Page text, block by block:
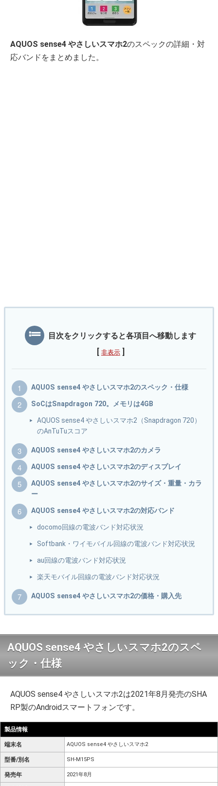
AQUOS sense4 やさしいスマホ2のスペックの詳細・対
応バンドをまとめました。
目次をクリックすると各項目へ移動します
非表示
AQUOS sense4 やさしいスマホ2のスペック・仕様
SoCはSnapdragon 720。メモリは4GB
AQUOS sense4 やさしいスマホ2（Snapdragon 720）
のAnTuTuスコア
AQUOS sense4 やさしいスマホ2のカメラ
AQUOS sense4 やさしいスマホ2のディスプレイ
AQUOS sense4 やさしいスマホ2のサイズ・重量・カラ
ー
AQUOS sense4 やさしいスマホ2の対応バンド
docomo回線の電波バンド対応状況
Softbank・ワイモバイル回線の電波バンド対応状況
au回線の電波バンド対応状況
楽天モバイル回線の電波バンド対応状況
AQUOS sense4 やさしいスマホ2の価格・購入先
AQUOS sense4 やさしいスマホ2のスペ
ック・仕様
AQUOS sense4 やさしいスマホ2は2021年8月発売のSHA
RP製のAndroidスマートフォンです。
製品情報
端末名 AQUOS sense4 やさしいスマホ2
型番/別名 SH-M15PS
発売年 2021年8月